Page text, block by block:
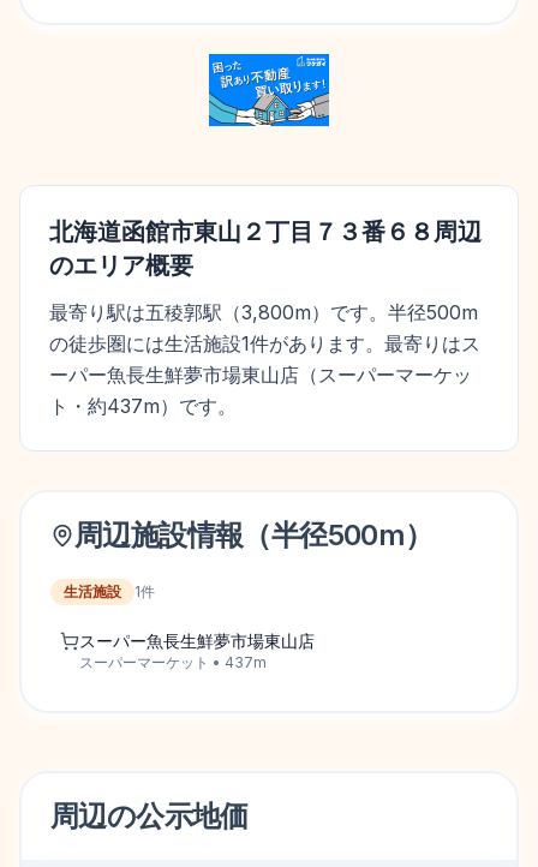
北海道函館市東山２丁目７３番６８ 周辺
のエリア概要
最寄り駅は五稜郭駅（3,800m）です。半径500m
の徒歩圏には生活施設1件があります。最寄りはス
ーパー魚長生鮮夢市場東山店（スーパーマーケッ
ト・約437m）です。
周辺施設情報（半径500m）
生活施設 1件
スーパー魚長生鮮夢市場東山店
スーパーマーケット • 437m
周辺の公示地価